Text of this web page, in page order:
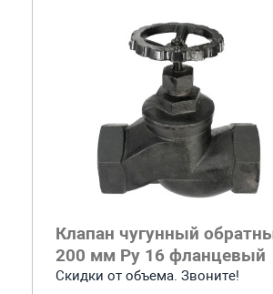
Клапан чугунный
200 мм Ру 16 фланцевый
Скидки от объема. Звоните!